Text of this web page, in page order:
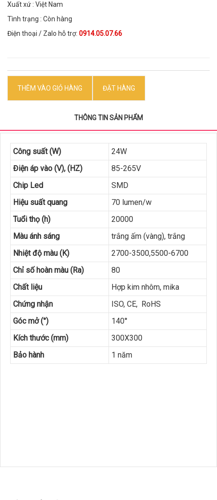
Xuất xứ : Việt Nam
Tình trạng : Còn hàng
Điện thoại / Zalo hỗ trợ: 0914.05.07.66
THÊM VÀO GIỎ HÀNG ĐẶT HÀNG
THÔNG TIN SẢN PHẨM
Công suất (W)
24W
Điện áp vào (V), (HZ)
85-265V
Chip Led
SMD
Hiệu suất quang
70 lumen/w
Tuổi thọ (h)
20000
Màu ánh sáng
trắng ấm (vàng), trắng
Nhiệt độ màu (K)
2700-3500,5500-6700
Chỉ số hoàn màu (Ra)
80
Chất liệu
Hợp kim nhôm, mika
Chứng nhận
ISO, CE, RoHS
Góc mở (°)
140°
Kích thước (mm)
300X300
Bảo hành
1 năm